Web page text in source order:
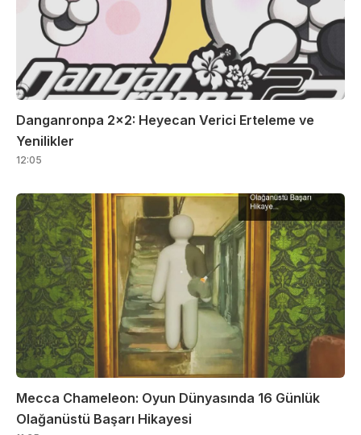
Danganronpa 2×2: Heyecan Verici Erteleme ve
Yenilikler
12:05
Mecca Chameleon: Oyun Dünyasında 16 Günlük
Olağanüstü Başarı Hikayesi